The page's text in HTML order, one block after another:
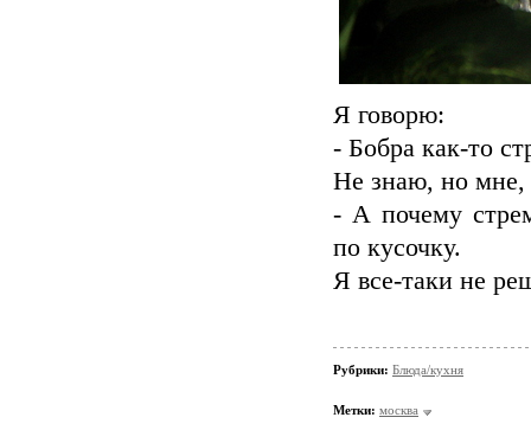
Я говорю:
- Бобра как-то
Не знаю, но мне,
- А почему
по кусочку.
Я все-таки не
Рубрики: Блюда/кухня
Метки: москва